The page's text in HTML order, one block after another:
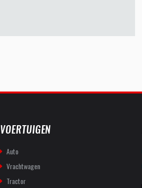
VOERTUIGEN
Auto
Vrachtwagen
Tractor